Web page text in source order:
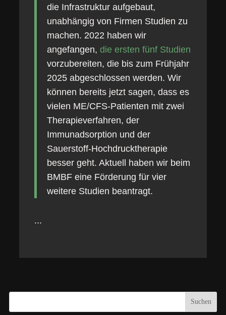
die Infrastruktur aufgebaut,
unabhängig von Firmen Studien zu
machen. 2022 haben wir
angefangen, die ersten fünf Studien
vorzubereiten, die bis zum Frühjahr
2025 abgeschlossen werden. Wir
können bereits jetzt sagen, dass es
vielen ME/CFS-Patienten mit zwei
Therapieverfahren, der
Immunadsorption und der
Sauerstoff-Hochdrucktherapie
besser geht. Aktuell haben wir beim
BMBF eine Förderung für vier
weitere Studien beantragt.
...
Suchen